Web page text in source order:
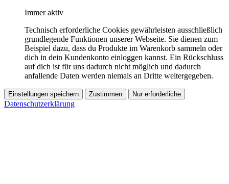
Immer aktiv
Technisch erforderliche Cookies gewährleisten ausschließlich
grundlegende Funktionen unserer Webseite. Sie dienen zum
Beispiel dazu, dass du Produkte im Warenkorb sammeln oder
dich in dein Kundenkonto einloggen kannst. Ein Rückschluss
auf dich ist für uns dadurch nicht möglich und dadurch
anfallende Daten werden niemals an Dritte weitergegeben.
Einstellungen speichern Zustimmen Nur erforderliche
Datenschutzerklärung